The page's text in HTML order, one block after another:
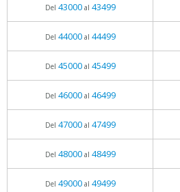
Del 43000al 43499
Del 44000al 44499
Del 45000al 45499
Del 46000al 46499
Del 47000al 47499
Del 48000al 48499
Del 49000al 49499